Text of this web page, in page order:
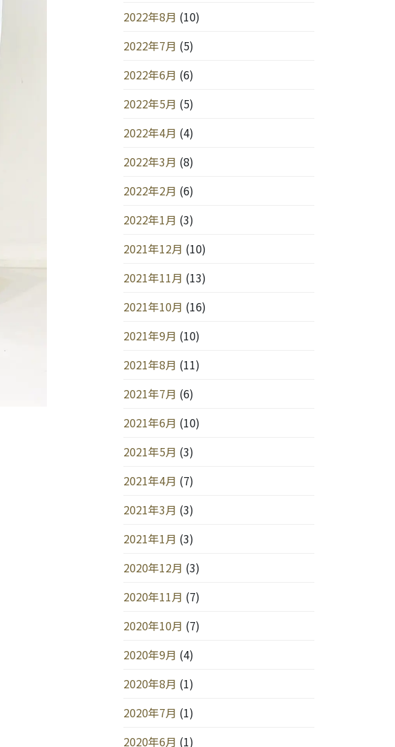
2022年8月 (10)
2022年7月 (5)
2022年6月 (6)
2022年5月 (5)
2022年4月 (4)
2022年3月 (8)
2022年2月 (6)
2022年1月 (3)
2021年12月 (10)
2021年11月 (13)
2021年10月 (16)
2021年9月 (10)
2021年8月 (11)
2021年7月 (6)
2021年6月 (10)
2021年5月 (3)
2021年4月 (7)
2021年3月 (3)
2021年1月 (3)
2020年12月 (3)
2020年11月 (7)
2020年10月 (7)
2020年9月 (4)
2020年8月 (1)
2020年7月 (1)
2020年6月 (1)